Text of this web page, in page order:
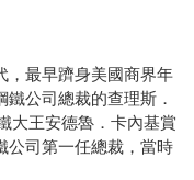
，最早躋身美國商界年
公司總裁的查理斯．
大王安德魯．卡內基賞
公司第一任總裁，當時